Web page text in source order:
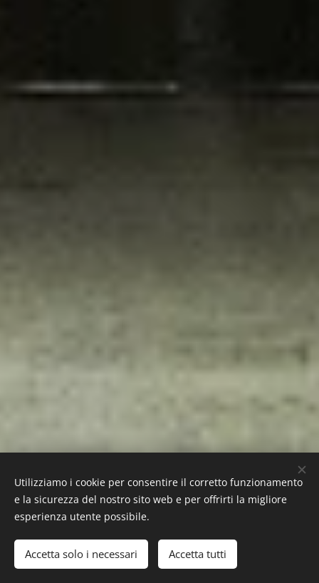
Crea il tuo sito web gratis! Inizia
Utilizziamo i cookie per consentire il corretto funzionamento
e la sicurezza del nostro sito web e per offrirti la migliore
esperienza utente possibile.
Accetta solo i necessari Accetta tutti